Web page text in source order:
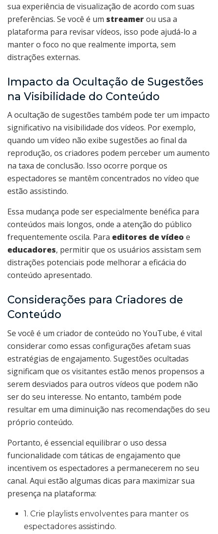
sua experiência de visualização de acordo com suas
preferências. Se você é um streamerou usa a
plataforma para revisar vídeos, isso pode ajudá-lo a
manter o foco no que realmente importa, sem
distrações externas.
Impacto da Ocultação de Sugestões
na Visibilidade do Conteúdo
A ocultação de sugestões também pode ter um impacto
significativo na visibilidade dos vídeos. Por exemplo,
quando um vídeo não exibe sugestões ao final da
reprodução, os criadores podem perceber um aumento
na taxa de conclusão. Isso ocorre porque os
espectadores se mantêm concentrados no vídeo que
estão assistindo.
Essa mudança pode ser especialmente benéfica para
conteúdos mais longos, onde a atenção do público
frequentemente oscila. Para editores de vídeo e
educadores, permitir que os usuários assistam sem
distrações potenciais pode melhorar a eficácia do
conteúdo apresentado.
Considerações para Criadores de
Conteúdo
Se você é um criador de conteúdo no YouTube, é vital
considerar como essas configurações afetam suas
estratégias de engajamento. Sugestões ocultadas
significam que os visitantes estão menos propensos a
serem desviados para outros vídeos que podem não
ser do seu interesse. No entanto, também pode
resultar em uma diminuição nas recomendações do seu
próprio conteúdo.
Portanto, é essencial equilibrar o uso dessa
funcionalidade com táticas de engajamento que
incentivem os espectadores a permanecerem no seu
canal. Aqui estão algumas dicas para maximizar sua
presença na plataforma:
1. Crie playlists envolventes para manter os
espectadores assistindo.